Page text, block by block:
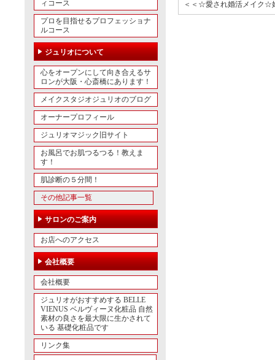
＜＜☆愛され婚活メイク☆
ィコース
プロを目指せるプロフェッショナ
ルコース
ジュリオについて
心をオープンにして向き合えるサ
ロンが大阪・心斎橋にあります！
メイクスタジオジュリオのブログ
オーナープロフィール
ジュリオマジック旧サイト
お風呂でお肌つるつる！教えま
す！
肌診断の５分間！
その他記事一覧
サロンのご案内
お店へのアクセス
会社概要
会社概要
ジュリオがおすすめする BELLE
VIENUS ベルヴィーヌ化粧品 自然
素材の良さを最大限に生かされて
いる 基礎化粧品です
リンク集